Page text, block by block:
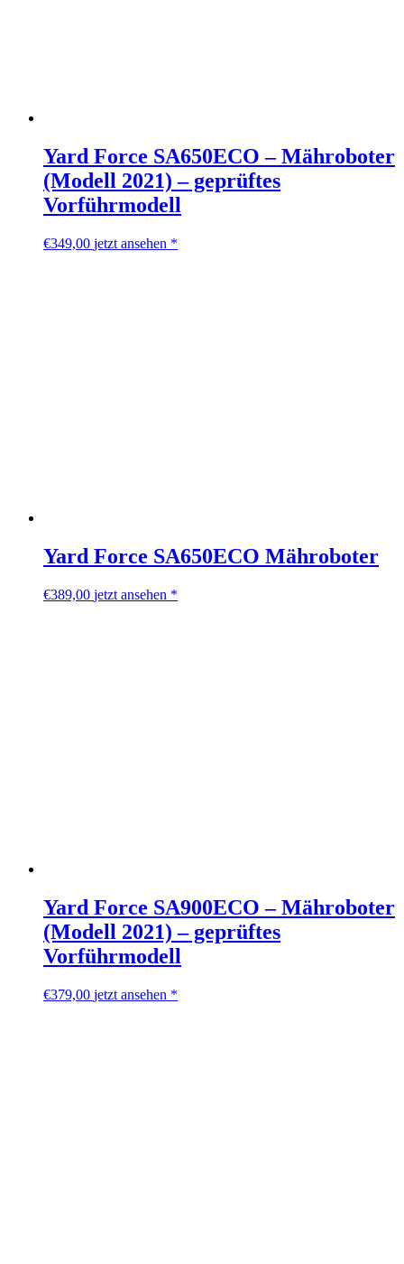
Yard Force SA650ECO – Mähroboter
(Modell 2021) – geprüftes
Vorführmodell
€349,00 jetzt ansehen *
Yard Force SA650ECO Mähroboter
€389,00 jetzt ansehen *
Yard Force SA900ECO – Mähroboter
(Modell 2021) – geprüftes
Vorführmodell
€379,00 jetzt ansehen *